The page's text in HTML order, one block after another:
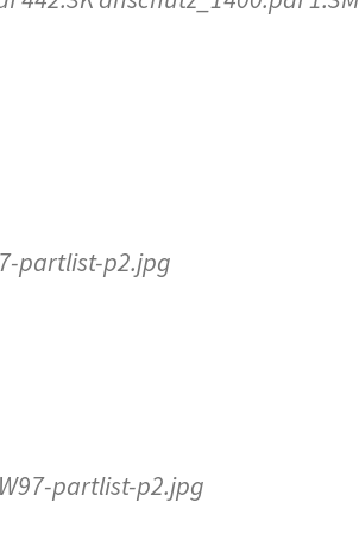
partlist-p2.jpg
partlist-p2.jpg